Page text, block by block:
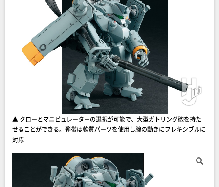
▲ クローとマニピュレーターの選択が可能で、大型ガトリング砲を持た
せることができる。弾帯は軟質パーツを使用し腕の動きにフレキシブルに
対応